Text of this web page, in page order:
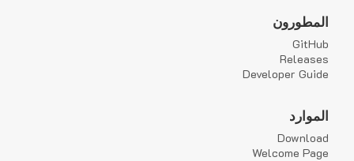
المطورون
GitHub
Releases
Developer Guide
الموارد
Download
Welcome Page